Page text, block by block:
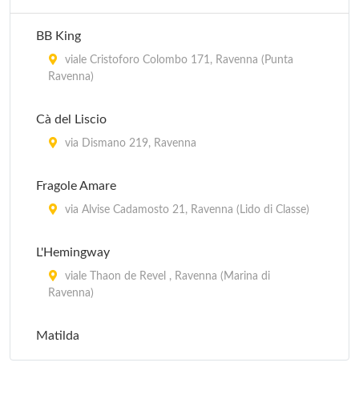
BB King
viale Cristoforo Colombo 171, Ravenna (Punta
Ravenna)
Cà del Liscio
via Dismano 219, Ravenna
Fragole Amare
via Alvise Cadamosto 21, Ravenna (Lido di Classe)
L'Hemingway
viale Thaon de Revel , Ravenna (Marina di
Ravenna)
Matilda
viale delle Nazioni 129, Ravenna (Marina di